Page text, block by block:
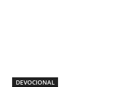
DEVOCIONAL